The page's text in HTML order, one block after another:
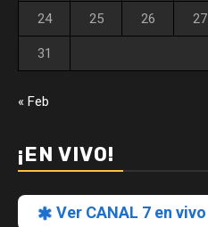
24 25 26 27
31
« Feb
¡EN VIVO!
Ver CANAL 7 en vivo